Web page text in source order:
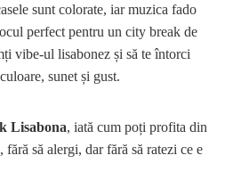
sunt colorate, iar muzica fado
perfect pentru un city break de
vibe-ul lisabonez și să te întorci
sunet și gust.
Lisabona, iată cum poți profita din
să alergi, dar fără să ratezi ce e